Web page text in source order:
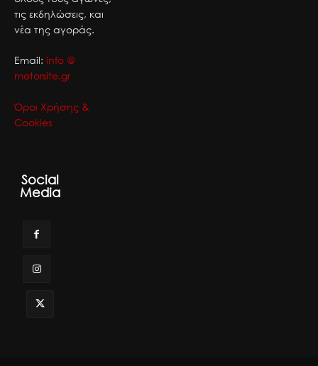
τις εκδηλώσεις, και
νέα της αγοράς.
Email: info @
motorsite.gr
Όροι Χρήσης &
Cookies
Social
Media